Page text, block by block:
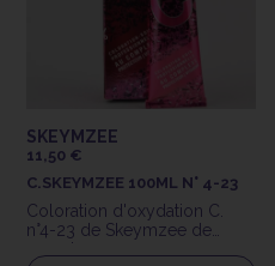
SKEYMZEE
11,50 €
C.SKEYMZEE 100ML N° 4-23
Coloration d'oxydation C.
n°4-23 de Skeymzee de
100ml